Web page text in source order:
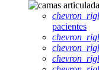
pacientes